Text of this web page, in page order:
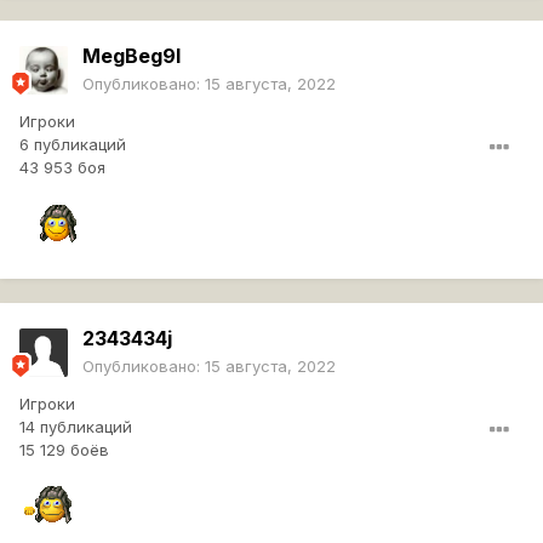
MegBeg9l
Опубликовано: 15 августа, 2022
Игроки
6 публикаций
43 953 боя
2343434j
Опубликовано: 15 августа, 2022
Игроки
14 публикаций
15 129 боёв